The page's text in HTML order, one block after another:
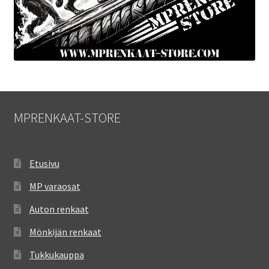
MPRENKAAT-STORE
Etusivu
MP varaosat
Auton renkaat
Mönkijän renkaat
Tukkukauppa